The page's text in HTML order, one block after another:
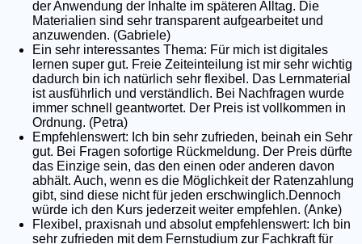
der Anwendung der Inhalte im späteren Alltag. Die
Materialien sind sehr transparent aufgearbeitet und
anzuwenden. (Gabriele)
Ein sehr interessantes Thema: Für mich ist digitales
lernen super gut. Freie Zeiteinteilung ist mir sehr wichtig
dadurch bin ich natürlich sehr flexibel. Das Lernmaterial
ist ausführlich und verständlich. Bei Nachfragen wurde
immer schnell geantwortet. Der Preis ist vollkommen in
Ordnung. (Petra)
Empfehlenswert: Ich bin sehr zufrieden, beinah ein Sehr
gut. Bei Fragen sofortige Rückmeldung. Der Preis dürfte
das Einzige sein, das den einen oder anderen davon
abhält. Auch, wenn es die Möglichkeit der Ratenzahlung
gibt, sind diese nicht für jeden erschwinglich.Dennoch
würde ich den Kurs jederzeit weiter empfehlen. (Anke)
Flexibel, praxisnah und absolut empfehlenswert: Ich bin
sehr zufrieden mit dem Fernstudium zur Fachkraft für